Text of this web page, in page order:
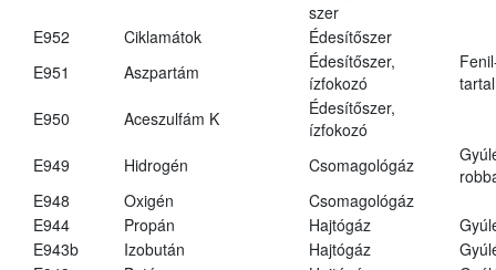
szer
E952 Ciklamátok
Édesítőszer
E951
Aszpartám
Édesítőszer,
ízfokozó
E950
Aceszulfám K
Édesítőszer,
ízfokozó
E949
Hidrogén Csomagológáz
E948
Oxigén
Csomagológáz
E944
Propán Hajtógáz
E943b
Izobután Hajtógáz